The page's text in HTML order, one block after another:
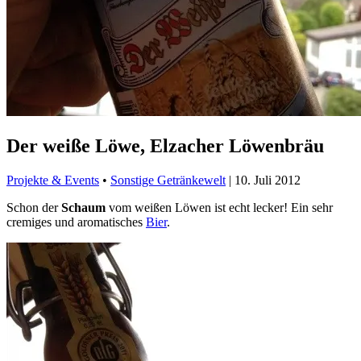
Der weiße Löwe, Elzacher Löwenbräu
Projekte & Events • Sonstige Getränkewelt | 10. Juli 2012
Schon derSchaum vom weißen Löwen ist echt lecker! Ein sehr
cremiges und aromatisches Bier.